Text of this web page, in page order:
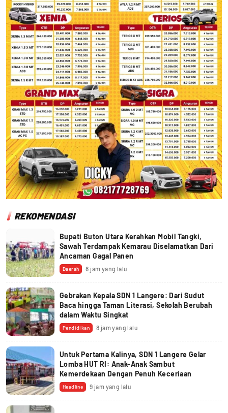
REKOMENDASI
Bupati Buton Utara Kerahkan Mobil Tangki,
Sawah Terdampak Kemarau Diselamatkan Dari
Ancaman Gagal Panen
Daerah 8 jam yang lalu
Gebrakan Kepala SDN 1 Langere: Dari Sudut
Baca hingga Taman Literasi, Sekolah Berubah
dalam Waktu Singkat
Pendidikan 8 jam yang lalu
Untuk Pertama Kalinya, SDN 1 Langere Gelar
Lomba HUT RI: Anak-Anak Sambut
Kemerdekaan Dengan Penuh Keceriaan
Headline 9 jam yang lalu